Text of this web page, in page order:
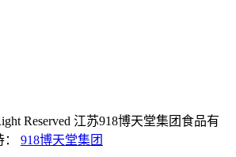
Reserved 江苏918博天堂集团食品有
918博天堂集团